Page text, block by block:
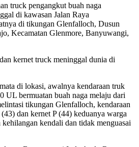
truck pengangkut buah naga
di kawasan Jalan Raya
di tikungan Glenfalloch, Dusun
Kecamatan Glenmore, Banyuwangi,
kernet truck meninggal dunia di
di lokasi, awalnya kendaraan truk
UL bermuatan buah naga melaju dari
tikungan Glenfalloch, kendaraan
dan kernet P (44) keduanya warga
kendali dan tidak menguasai